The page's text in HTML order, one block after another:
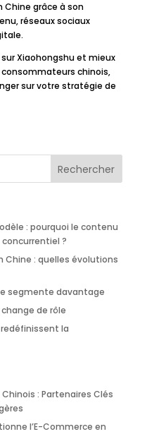
grâce à son
réseaux sociaux
Xiaohongshu et mieux
chinois,
sur votre stratégie de
: pourquoi le contenu
?
Chine : quelles évolutions
segmente davantage
de rôle
la
: Partenaires Clés
l’E-Commerce en